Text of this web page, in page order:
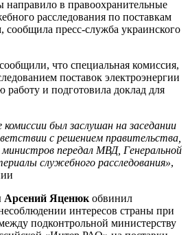
направило в правоохранительные
расследования по поставкам
сообщила пресс-служба украинского
что специальная комиссия,
поставок электроэнергии
и подготовила доклад для
был заслушан на заседании
с решением правительства,
передал МВД, Генеральной
служебного расследования»,
Арсений Яценюк обвинил
интересов страны при
подконтрольной министерству